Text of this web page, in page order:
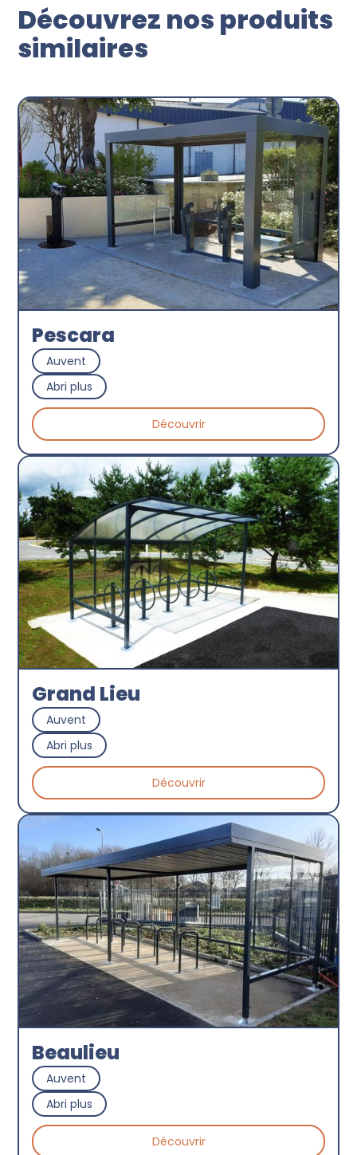
Découvrez nos produits
similaires
Pescara
Auvent
Abri plus
Découvrir
Grand Lieu
Auvent
Abri plus
Découvrir
Beaulieu
Auvent
Abri plus
Découvrir